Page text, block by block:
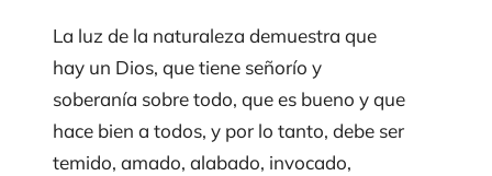
La luz de la naturaleza demuestra que
hay un Dios, que tiene señorío y
soberanía sobre todo, que es bueno y que
hace bien a todos, y por lo tanto, debe ser
temido, amado, alabado, invocado,